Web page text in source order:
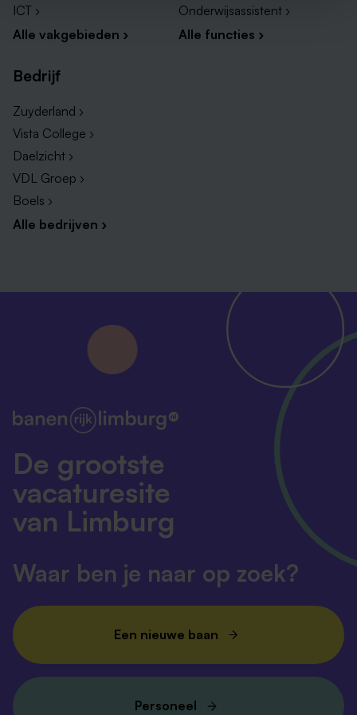
ICT ›
Alle vakgebieden ›
Onderwijsassistent ›
Alle functies ›
Bedrijf
Zuyderland ›
Vista College ›
Daelzicht ›
VDL Groep ›
Boels ›
Alle bedrijven ›
De grootste
vacaturesite
van Limburg
Waar ben je naar op zoek?
Een nieuwe baan
Personeel